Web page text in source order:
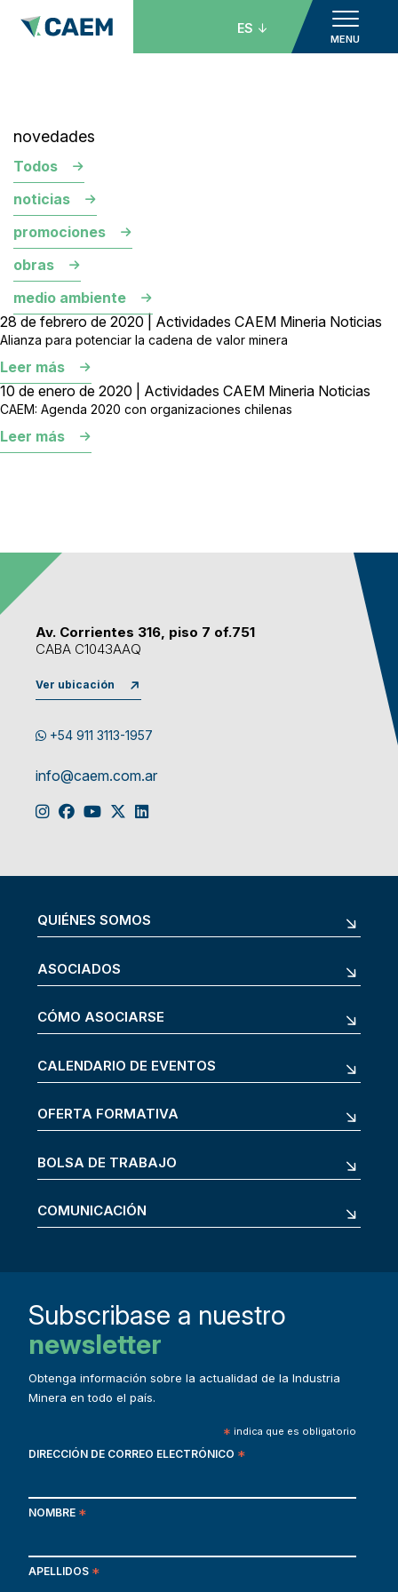
MENU
ES
novedades
Todos
noticias
promociones
obras
medio ambiente
28 de febrero de 2020 | Actividades CAEM Mineria Noticias
Alianza para potenciar la cadena de valor minera
Leer más
10 de enero de 2020 | Actividades CAEM Mineria Noticias
CAEM: Agenda 2020 con organizaciones chilenas
Leer más
Av. Corrientes 316, piso 7 of.751
CABA C1043AAQ
Ver ubicación
+54 911 3113-1957
info@caem.com.ar
QUIÉNES SOMOS
ASOCIADOS
CÓMO ASOCIARSE
CALENDARIO DE EVENTOS
OFERTA FORMATIVA
BOLSA DE TRABAJO
COMUNICACIÓN
Subscribase a nuestro
newsletter
Obtenga información sobre la actualidad de la Industria
Minera en todo el país.
* indica que es obligatorio
DIRECCIÓN DE CORREO ELECTRÓNICO *
NOMBRE *
APELLIDOS *